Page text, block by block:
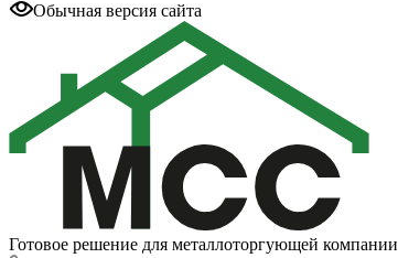
Обычная версия сайта
Готовое решение для металлоторгующей компании